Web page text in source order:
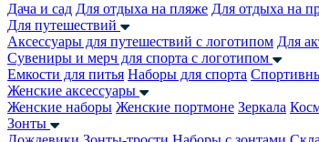
Дача и сад Для отдыха на пляже Для отдыха на
Для путешествий
Аксессуары для путешествий с логотипом Для
Сувениры и мерч для спорта с логотипом
Емкости для питья Наборы для спорта
Женские аксессуары
Женские наборы Женские портмоне Зеркала
Зонты